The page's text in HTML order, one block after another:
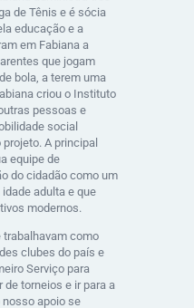
de Tênis e é sócia
educação e a
em Fabiana a
que jogam
bola, a terem uma
criou o Instituto
pessoas e
social
A principal
equipe de
do cidadão como um
adulta e que
modernos.
trabalhavam como
clubes do país e
Serviço para
torneios e ir para a
apoio se